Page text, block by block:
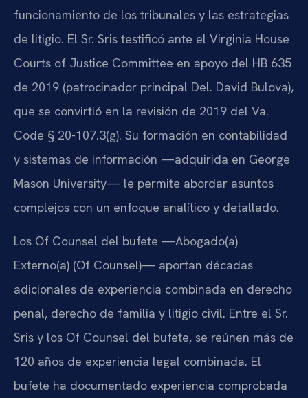
funcionamiento de los tribunales y las estrategias
de litigio. El Sr. Sris testificó ante el Virginia House
Courts of Justice Committee en apoyo del HB 635
de 2019 (patrocinador principal Del. David Bulova),
que se convirtió en la revisión de 2019 del Va.
Code § 20-107.3(g). Su formación en contabilidad
y sistemas de información —adquirida en George
Mason University— le permite abordar asuntos
complejos con un enfoque analítico y detallado.
Los Of Counsel del bufete —Abogado(a)
Externo(a) (Of Counsel)— aportan décadas
adicionales de experiencia combinada en derecho
penal, derecho de familia y litigio civil. Entre el Sr.
Sris y los Of Counsel del bufete, se reúnen más de
120 años de experiencia legal combinada. El
bufete ha documentado experiencia comprobada